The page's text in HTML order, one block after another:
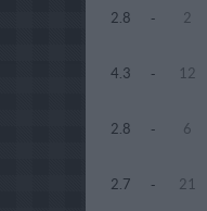
2.8 - 2
4.3 - 12
2.8 - 6
2.7 - 21